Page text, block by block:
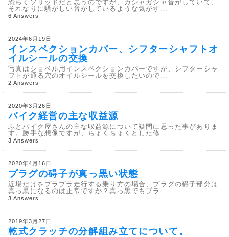
恐らくソリッドだと思うのですが、ガシャガシャ音がしていて、
それなりに騒がしい音がしているような気がす…
6 Answers
2024年6月19日
インスペクションカバー、シフターシャフトオ
イルシールの交換
写真はショベル用インスペクションカバーですが、シフターシャ
フトが通る穴のオイルシールを交換したいので…
2 Answers
2020年3月26日
バイク経営の主な収益源
ふとバイク屋さんの主な収益源について疑問に思った事がありま
す。勝手な想像ですが、ちょくちょくとした修…
3 Answers
2020年4月16日
プラグの碍子が真っ黒い状態
近場だけをプラプラ走行する乗り方の場合、プラグの碍子部分は
真っ黒になるのは正常ですか？真っ黒でもプラ…
3 Answers
2019年3月27日
乾式クラッチの分解組み立てについて。